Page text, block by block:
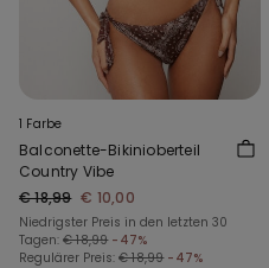
1 Farbe
Balconette-Bikinioberteil
Country Vibe
€ 18,99 € 10,00
Niedrigster Preis in den letzten 30
Tagen: € 18,99 -47%
Regulärer Preis: € 18,99 -47%